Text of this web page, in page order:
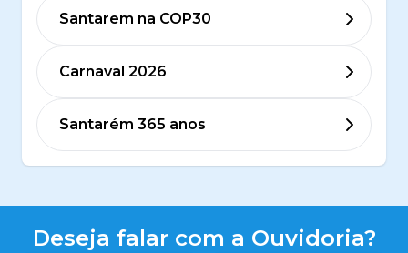
Santarem na COP30
Carnaval 2026
Santarém 365 anos
Deseja falar com a Ouvidoria?